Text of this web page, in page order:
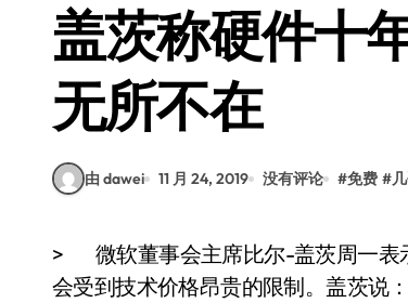
vivo S50新功能大揭秘，售后
盖茨称硬件十
无所不在
由 dawei 11 月 24, 2019 没有评论 #免费 #
> 微软董事会主席比尔-盖茨周一表示，硬件价格在十年内将迅速下跌，语音和手写计算将不
会受到技术价格昂贵的限制。盖茨说